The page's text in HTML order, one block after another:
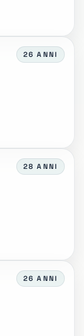
26 ANNI
28 ANNI
26 ANNI